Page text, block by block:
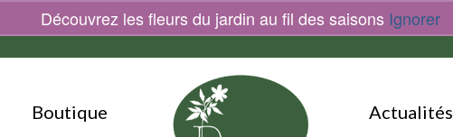
Découvrez les fleurs du jardin au fil des saisons Ignorer
Boutique Actualités